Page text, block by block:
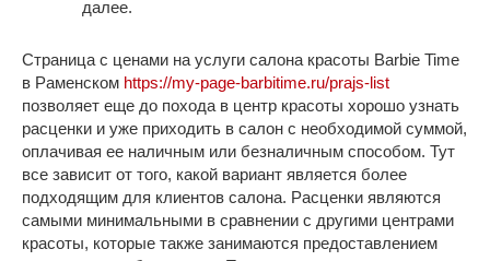
далее.
Страница с ценами на услуги салона красоты Barbie Time
в Раменском https://my-page-barbitime.ru/prajs-list
позволяет еще до похода в центр красоты хорошо узнать
расценки и уже приходить в салон с необходимой суммой,
оплачивая ее наличным или безналичным способом. Тут
все зависит от того, какой вариант является более
подходящим для клиентов салона. Расценки являются
самыми минимальными в сравнении с другими центрами
красоты, которые также занимаются предоставлением